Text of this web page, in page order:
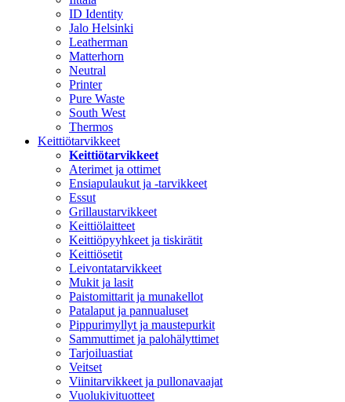
ID Identity
Jalo Helsinki
Leatherman
Matterhorn
Neutral
Printer
Pure Waste
South West
Thermos
Keittiötarvikkeet
Keittiötarvikkeet
Aterimet ja ottimet
Ensiapulaukut ja -tarvikkeet
Essut
Grillaustarvikkeet
Keittiölaitteet
Keittiöpyyhkeet ja tiskirätit
Keittiösetit
Leivontatarvikkeet
Mukit ja lasit
Paistomittarit ja munakellot
Patalaput ja pannualuset
Pippurimyllyt ja maustepurkit
Sammuttimet ja palohälyttimet
Tarjoiluastiat
Veitset
Viinitarvikkeet ja pullonavaajat
Vuolukivituotteet